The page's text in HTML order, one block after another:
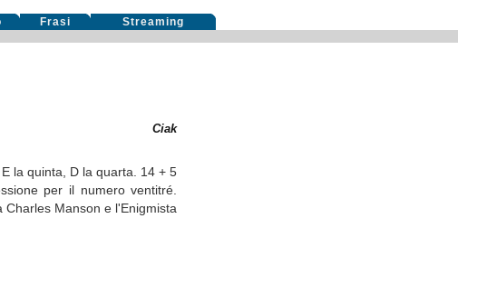
Frasi Streaming
Ciak
la quinta, D la quarta. 14 + 5
per il numero ventitré.
Manson e l'Enigmista